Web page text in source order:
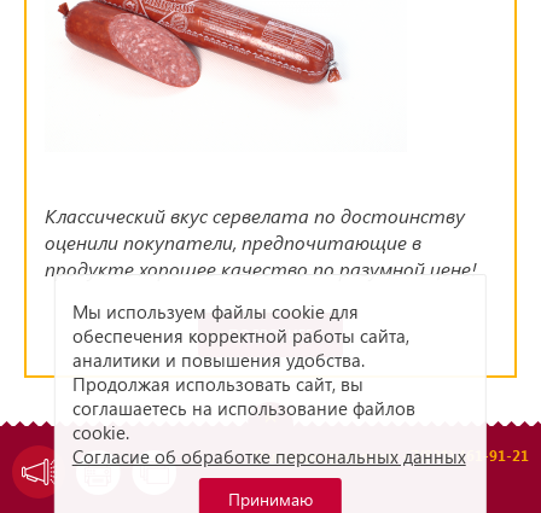
Классический вкус сервелата по достоинству
оценили покупатели, предпочитающие в
продукте хорошее качество по разумной цене!
ПОДРОБНЕЕ
Отдел дистрибуции: +7(831) 461-91-21
Мы используем файлы cookie для
обеспечения корректной работы сайта,
аналитики и повышения удобства.
Продолжая использовать сайт, вы
соглашаетесь на использование файлов
cookie.
Согласие об обработке персональных данных
Принимаю